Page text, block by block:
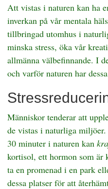
Att vistas i naturen kan ha
inverkan på vår mentala
tillbringad utomhus i
minska stress, öka vår
allmänna välbefinnande. I
och varför naturen har
Människor tenderar att
de vistas i naturliga
30 minuter i naturen kan
kortisol, ett hormon som är
ta en promenad i en park
dessa platser för att